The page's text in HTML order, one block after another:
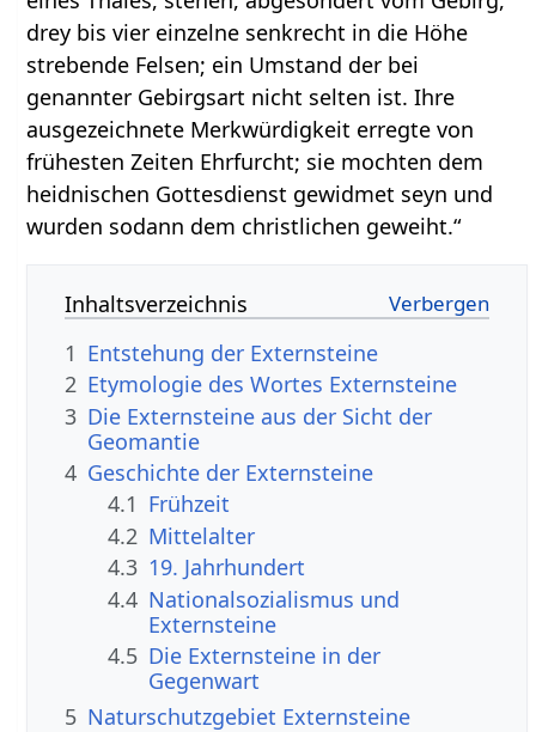
drey bis vier einzelne senkrecht in die Höhe
strebende Felsen; ein Umstand der bei
genannter Gebirgsart nicht selten ist. Ihre
ausgezeichnete Merkwürdigkeit erregte von
frühesten Zeiten Ehrfurcht; sie mochten dem
heidnischen Gottesdienst gewidmet seyn und
wurden sodann dem christlichen geweiht.“
Inhaltsverzeichnis
1 Entstehung der Externsteine
2 Etymologie des Wortes Externsteine
3 Die Externsteine aus der Sicht der
Geomantie
4 Geschichte der Externsteine
4.1 Frühzeit
4.2 Mittelalter
4.3 19. Jahrhundert
4.4 Nationalsozialismus und
Externsteine
4.5 Die Externsteine in der
Gegenwart
5 Naturschutzgebiet Externsteine